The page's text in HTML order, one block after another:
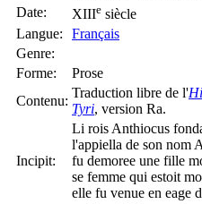
Date:
XIIIe siècle
Langue:
Français
Genre:
Forme:
Prose
Contenu:
Traduction libre de l'
Tyri, version Ra.
Incipit:
Li rois Anthiocus
l'appiella de son nom
fu demoree une fille
se femme qui estoit
elle fu venue en eage